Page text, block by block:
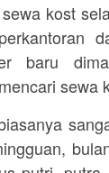
kost
baru
sewa